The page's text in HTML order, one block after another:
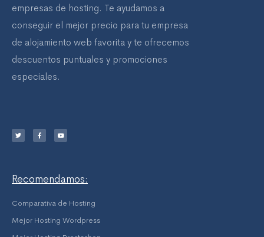
empresas de hosting. Te ayudamos a
conseguir el mejor precio para tu empresa
de alojamiento web favorita y te ofrecemos
descuentos puntuales y promociones
especiales.
i
t
t
c
e
b
u
t
u
Recomendamos:
Comparativa de Hosting
Mejor Hosting Wordpress